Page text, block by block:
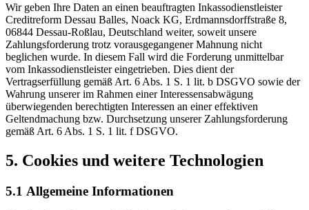
Wir geben Ihre Daten an einen beauftragten Inkassodienstleister
Creditreform Dessau Balles, Noack KG, Erdmannsdorffstraße 8,
06844 Dessau-Roßlau, Deutschland weiter, soweit unsere
Zahlungsforderung trotz vorausgegangener Mahnung nicht
beglichen wurde. In diesem Fall wird die Forderung unmittelbar
vom Inkassodienstleister eingetrieben. Dies dient der
Vertragserfüllung gemäß Art. 6 Abs. 1 S. 1 lit. b DSGVO sowie der
Wahrung unserer im Rahmen einer Interessensabwägung
überwiegenden berechtigten Interessen an einer effektiven
Geltendmachung bzw. Durchsetzung unserer Zahlungsforderung
gemäß Art. 6 Abs. 1 S. 1 lit. f DSGVO.
5. Cookies und weitere Technologien
5.1 Allgemeine Informationen